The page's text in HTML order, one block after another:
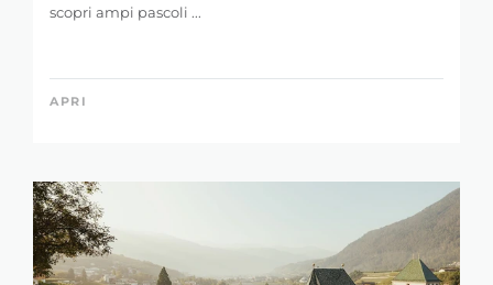
scopri ampi pascoli ...
APRI